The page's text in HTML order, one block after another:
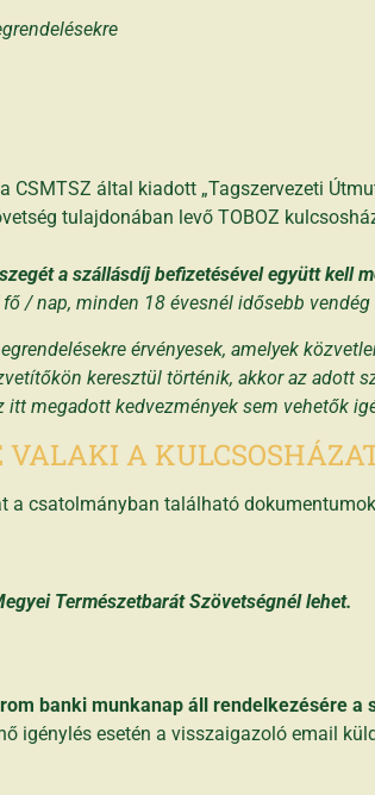
a CSMTSZ által kiadott „Tagszervezeti
tulajdonában levő TOBOZ
a szállásdíj befizetésével együtt kell
/ nap, minden 18 évesnél idősebb vendég
érvényesek, amelyek
keresztül történik, akkor az adott
megadott kedvezmények sem vehetők
A
a csatolmányban található
Természetbarát Szövetségnél lehet.
banki munkanap áll rendelkezésére a
igénylés esetén a visszaigazoló email